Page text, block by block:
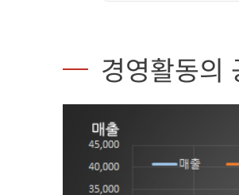
경영활동의